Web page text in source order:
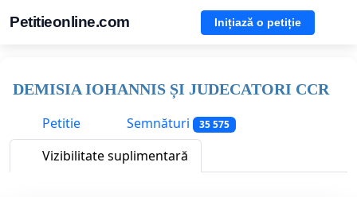
Petitieonline.com Inițiază o petiție
DEMISIA IOHANNIS ȘI JUDECATORI CCR
Petitie
Semnături 35 575
Vizibilitate suplimentară